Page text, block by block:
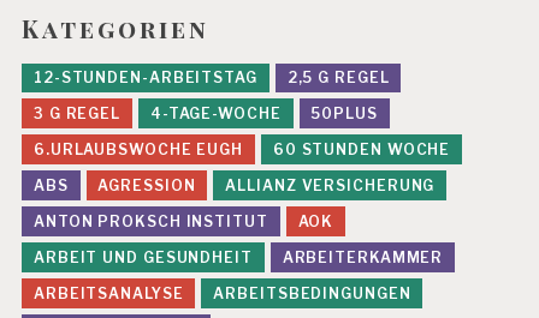
Kategorien
12-STUNDEN-ARBEITSTAG
2,5 G REGEL
3 G REGEL
4-TAGE-WOCHE
50PLUS
6.URLAUBSWOCHE EUGH
60 STUNDEN WOCHE
ABS
AGRESSION
ALLIANZ VERSICHERUNG
ANTON PROKSCH INSTITUT
AOK
ARBEIT UND GESUNDHEIT
ARBEITERKAMMER
ARBEITSANALYSE
ARBEITSBEDINGUNGEN